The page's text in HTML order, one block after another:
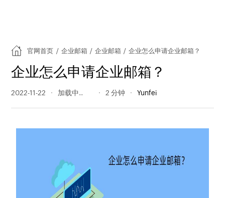
官网首页 / 企业邮箱 / 企业邮箱 / 企业怎么申请企业邮箱？
企业怎么申请企业邮箱？
2022-11-22 399 阅读量 2 分钟 Yunfei